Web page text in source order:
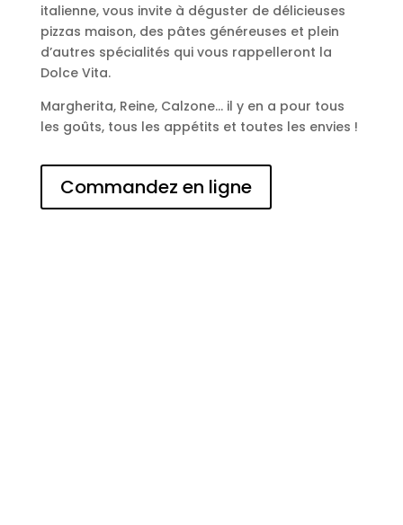
italienne, vous invite à déguster de délicieuses
pizzas maison, des pâtes généreuses et plein
d’autres spécialités qui vous rappelleront la
Dolce Vita.
Margherita, Reine, Calzone… il y en a pour tous
les goûts, tous les appétits et toutes les envies !
Commandez en ligne